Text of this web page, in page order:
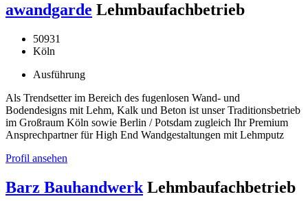
awandgarde Lehmbaufachbetrieb
50931
Köln
Ausführung
Als Trendsetter im Bereich des fugenlosen Wand- und
Bodendesigns mit Lehm, Kalk und Beton ist unser Traditionsbetrieb
im Großraum Köln sowie Berlin / Potsdam zugleich Ihr Premium
Ansprechpartner für High End Wandgestaltungen mit Lehmputz
Profil ansehen
Barz Bauhandwerk Lehmbaufachbetrieb